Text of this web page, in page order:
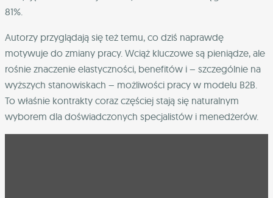
81%.
Autorzy przyglądają się też temu, co dziś naprawdę
motywuje do zmiany pracy. Wciąż kluczowe są pieniądze, ale
rośnie znaczenie elastyczności, benefitów i – szczególnie na
wyższych stanowiskach – możliwości pracy w modelu B2B.
To właśnie kontrakty coraz częściej stają się naturalnym
wyborem dla doświadczonych specjalistów i menedżerów.